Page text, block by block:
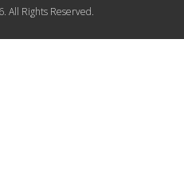
All Rights Reserved.